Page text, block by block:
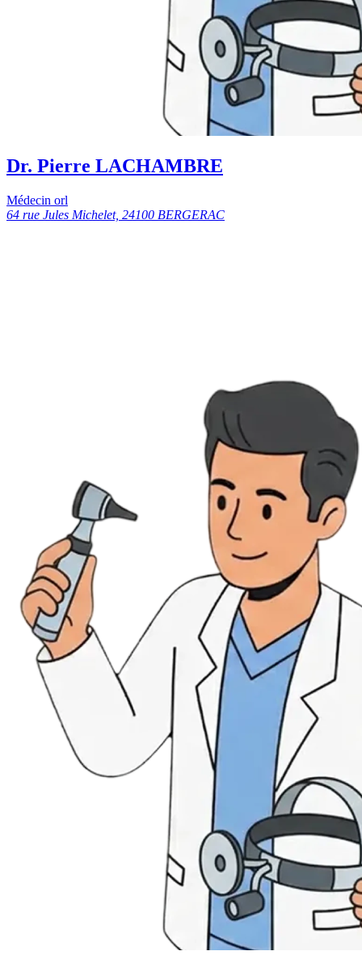
Dr. Pierre LACHAMBRE
Médecin orl
64 rue Jules Michelet, 24100 BERGERAC